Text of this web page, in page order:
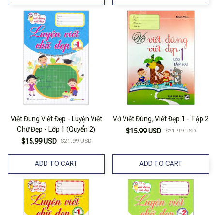
Viết Đúng Viết Đẹp - Luyện Viết
Chữ Đẹp - Lớp 1 (Quyển 2)
$15.99 USD $21.99 USD
ADD TO CART
Vở Viết Đúng, Viết Đẹp 1 - Tập 2
$15.99 USD $21.99 USD
ADD TO CART